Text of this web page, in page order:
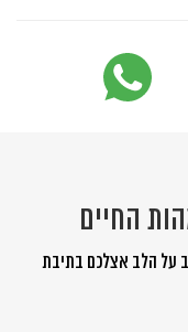
החיים
על הלב אצלכם בתיבת